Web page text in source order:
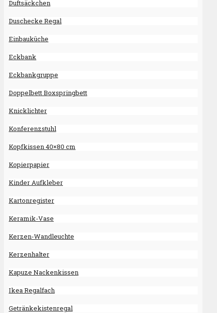
Duftsäckchen
Duschecke Regal
Einbauküche
Eckbank
Eckbankgruppe
Doppelbett Boxspringbett
Knicklichter
Konferenzstuhl
Kopfkissen 40×80 cm
Kopierpapier
Kinder Aufkleber
Kartonregister
Keramik-Vase
Kerzen-Wandleuchte
Kerzenhalter
Kapuze Nackenkissen
Ikea Regalfach
Getränkekistenregal